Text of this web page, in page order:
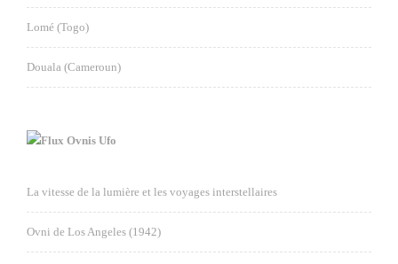
Lomé (Togo)
Douala (Cameroun)
Ovnis Ufo
La vitesse de la lumière et les voyages interstellaires
Ovni de Los Angeles (1942)